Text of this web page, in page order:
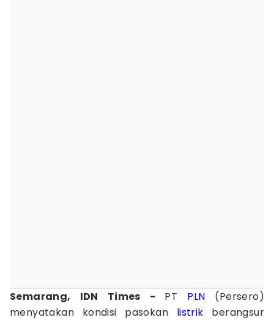
Semarang, IDN Times - PT PLN (Persero)
menyatakan kondisi pasokan listrik berangsur